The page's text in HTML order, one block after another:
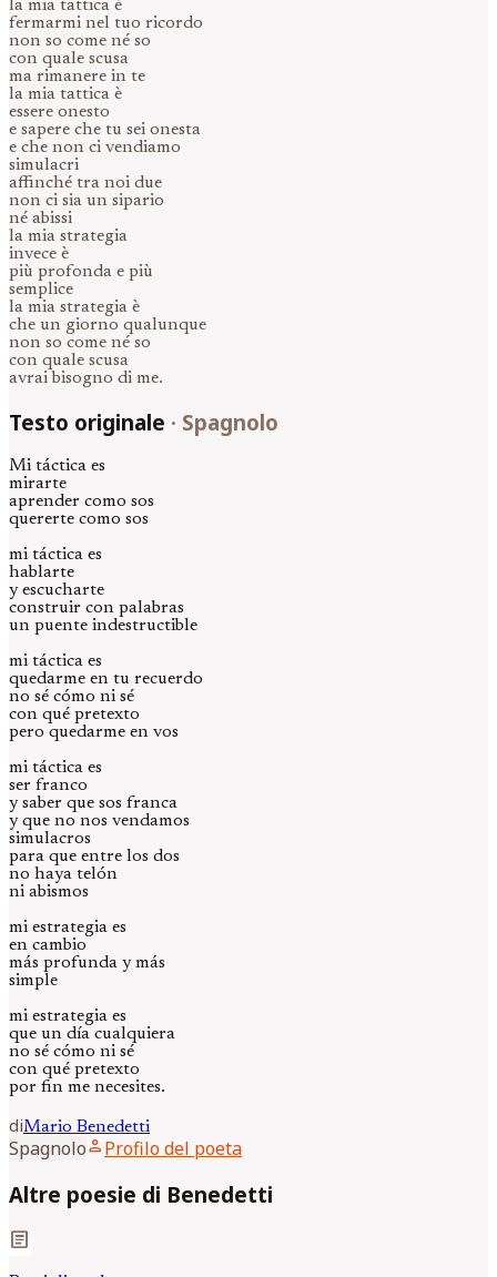
la mia tattica è
fermarmi nel tuo ricordo
non so come né so
con quale scusa
ma rimanere in te
la mia tattica è
essere onesto
e sapere che tu sei onesta
e che non ci vendiamo
simulacri
affinché tra noi due
non ci sia un sipario
né abissi
la mia strategia
invece è
più profonda e più
semplice
la mia strategia è
che un giorno qualunque
non so come né so
con quale scusa
avrai bisogno di me.
Testo originale · Spagnolo
Mi táctica es
mirarte
aprender como sos
quererte como sos
mi táctica es
hablarte
y escucharte
construir con palabras
un puente indestructible
mi táctica es
quedarme en tu recuerdo
no sé cómo ni sé
con qué pretexto
pero quedarme en vos
mi táctica es
ser franco
y saber que sos franca
y que no nos vendamos
simulacros
para que entre los dos
no haya telón
ni abismos
mi estrategia es
en cambio
más profunda y más
simple
mi estrategia es
que un día cualquiera
no sé cómo ni sé
con qué pretexto
por fin me necesites.
diMario Benedetti
Spagnoloperson Profilo del poeta
Altre poesie di Benedetti
article